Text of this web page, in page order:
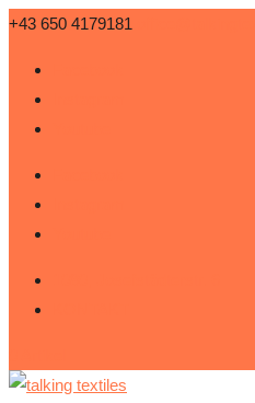
+43 650 4179181